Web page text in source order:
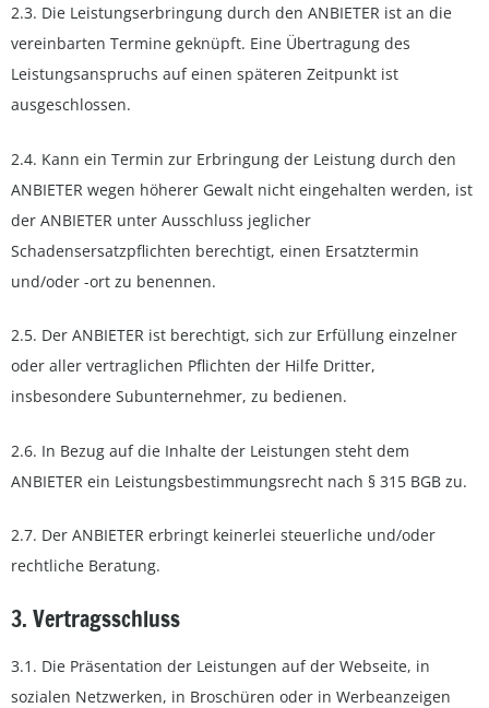
2.3. Die Leistungserbringung durch den ANBIETER ist an die
vereinbarten Termine geknüpft. Eine Übertragung des
Leistungsanspruchs auf einen späteren Zeitpunkt ist
ausgeschlossen.
2.4. Kann ein Termin zur Erbringung der Leistung durch den
ANBIETER wegen höherer Gewalt nicht eingehalten werden, ist
der ANBIETER unter Ausschluss jeglicher
Schadensersatzpflichten berechtigt, einen Ersatztermin
und/oder -ort zu benennen.
2.5. Der ANBIETER ist berechtigt, sich zur Erfüllung einzelner
oder aller vertraglichen Pflichten der Hilfe Dritter,
insbesondere Subunternehmer, zu bedienen.
2.6. In Bezug auf die Inhalte der Leistungen steht dem
ANBIETER ein Leistungsbestimmungsrecht nach § 315 BGB zu.
2.7. Der ANBIETER erbringt keinerlei steuerliche und/oder
rechtliche Beratung.
3. Vertragsschluss
3.1. Die Präsentation der Leistungen auf der Webseite, in
sozialen Netzwerken, in Broschüren oder in Werbeanzeigen